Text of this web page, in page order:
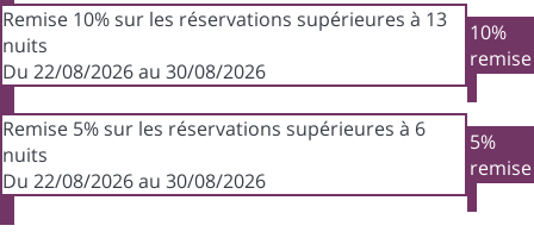
Remise 10% sur les réservations supérieures à 13
nuits
Du 22/08/2026 au 30/08/2026
10%
remise
Remise 5% sur les réservations supérieures à 6
nuits
Du 22/08/2026 au 30/08/2026
5%
remise